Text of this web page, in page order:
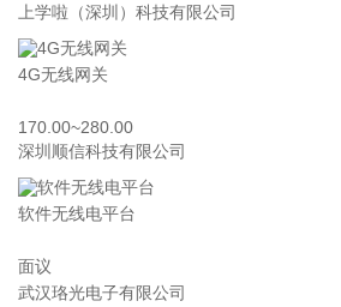
上学啦（深圳）科技有限公司
4G无线网关
170.00~280.00
深圳顺信科技有限公司
软件无线电平台
面议
武汉珞光电子有限公司